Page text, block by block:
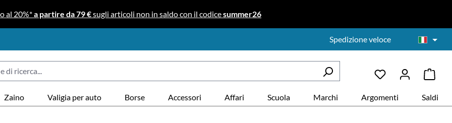
al 20%*a partire da 79 €sugli articoli non in saldo con il codicesummer26
Spedizione veloce
Zaino Valigia per auto Borse Accessori Affari Scuola Marchi Argomenti Saldi